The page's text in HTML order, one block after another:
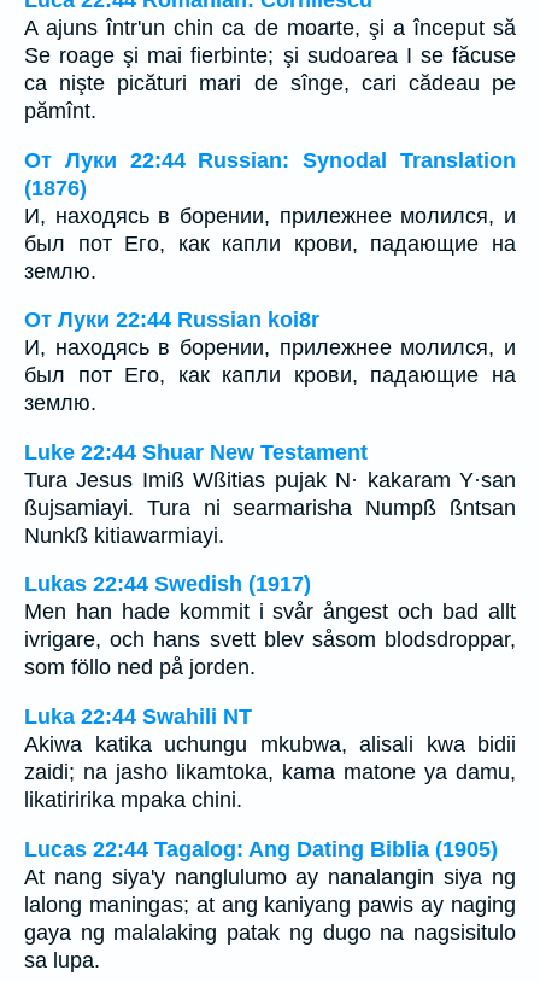
A ajuns într'un chin ca de moarte, şi a început să
Se roage şi mai fierbinte; şi sudoarea I se făcuse
ca nişte picături mari de sînge, cari cădeau pe
pămînt.
От Луки 22:44 Russian: Synodal Translation
(1876)
И, находясь в борении, прилежнее молился, и
был пот Его, как капли крови, падающие на
землю.
От Луки 22:44 Russian koi8r
И, находясь в борении, прилежнее молился, и
был пот Его, как капли крови, падающие на
землю.
Luke 22:44 Shuar New Testament
Tura Jesus Imiß Wßitias pujak N· kakaram Y·san
ßujsamiayi. Tura ni searmarisha Numpß ßntsan
Nunkß kitiawarmiayi.
Lukas 22:44 Swedish (1917)
Men han hade kommit i svår ångest och bad allt
ivrigare, och hans svett blev såsom blodsdroppar,
som föllo ned på jorden.
Luka 22:44 Swahili NT
Akiwa katika uchungu mkubwa, alisali kwa bidii
zaidi; na jasho likamtoka, kama matone ya damu,
likatiririka mpaka chini.
Lucas 22:44 Tagalog: Ang Dating Biblia (1905)
At nang siya'y nanglulumo ay nanalangin siya ng
lalong maningas; at ang kaniyang pawis ay naging
gaya ng malalaking patak ng dugo na nagsisitulo
sa lupa.